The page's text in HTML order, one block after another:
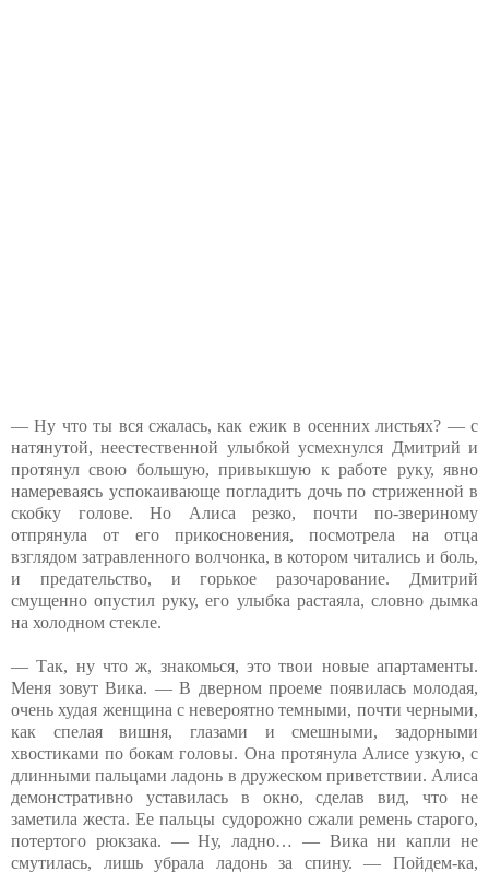
— Ну что ты вся сжалась, как ежик в осенних листьях? — с
натянутой, неестественной улыбкой усмехнулся Дмитрий и
протянул свою большую, привыкшую к работе руку, явно
намереваясь успокаивающе погладить дочь по стриженной в
скобку голове. Но Алиса резко, почти по-звериному
отпрянула от его прикосновения, посмотрела на отца
взглядом затравленного волчонка, в котором читались и боль,
и предательство, и горькое разочарование. Дмитрий
смущенно опустил руку, его улыбка растаяла, словно дымка
на холодном стекле.
— Так, ну что ж, знакомься, это твои новые апартаменты.
Меня зовут Вика. — В дверном проеме появилась молодая,
очень худая женщина с невероятно темными, почти черными,
как спелая вишня, глазами и смешными, задорными
хвостиками по бокам головы. Она протянула Алисе узкую, с
длинными пальцами ладонь в дружеском приветствии. Алиса
демонстративно уставилась в окно, сделав вид, что не
заметила жеста. Ее пальцы судорожно сжали ремень старого,
потертого рюкзака. — Ну, ладно… — Вика ни капли не
смутилась, лишь убрала ладонь за спину. — Пойдем-ка,